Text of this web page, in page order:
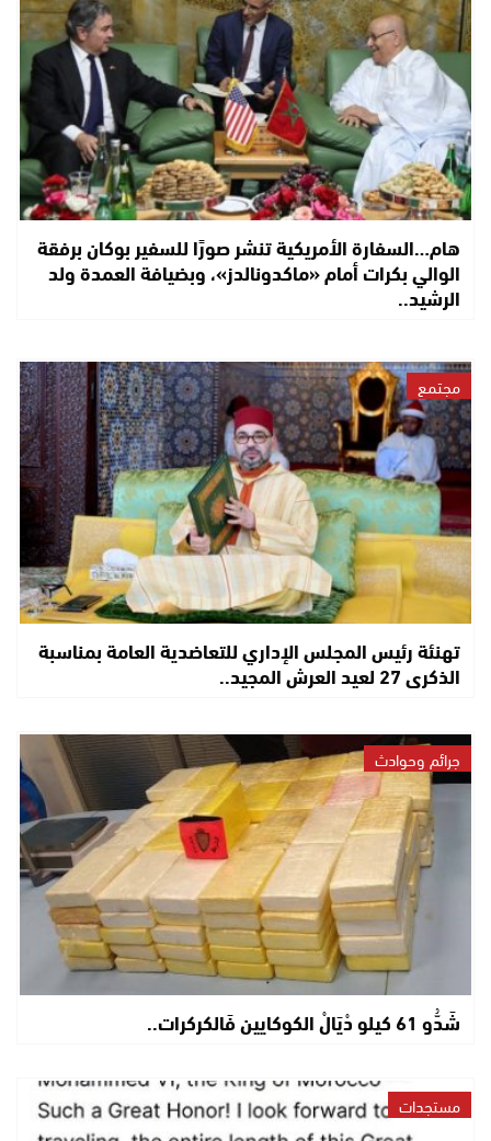
هام…السفارة الأمريكية تنشر صورًا للسفير بوكان برفقة
الوالي بكرات أمام «ماكدونالدز»، وبضيافة العمدة ولد
الرشيد..
مجتمع
تهنئة رئيس المجلس الإداري للتعاضدية العامة بمناسبة
الذكرى 27 لعيد العرش المجيد..
جرائم وحوادث
شَدُّو 61 كيلو دْيَالْ الكوكايين فَالكركرات..
مستجدات